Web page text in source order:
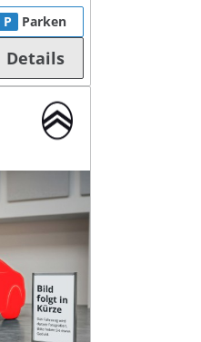
P Parken
Details